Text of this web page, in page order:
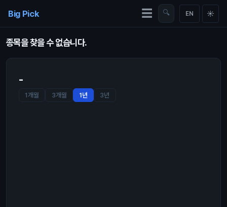
Big Pick ☰ 🔍 EN ☀
종목을 찾을 수 없습니다.
-
1개월 3개월 1년 3년